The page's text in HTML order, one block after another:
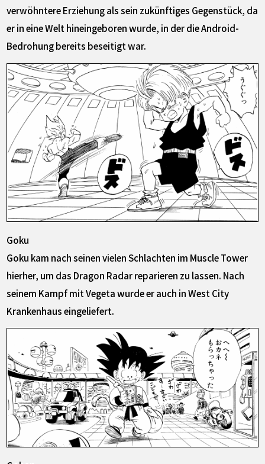
verwöhntere Erziehung als sein zukünftiges Gegenstück, da
er in eine Welt hineingeboren wurde, in der die Android-
Bedrohung bereits beseitigt war.
Goku
Goku kam nach seinen vielen Schlachten im Muscle Tower
hierher, um das Dragon Radar reparieren zu lassen. Nach
seinem Kampf mit Vegeta wurde er auch in West City
Krankenhaus eingeliefert.